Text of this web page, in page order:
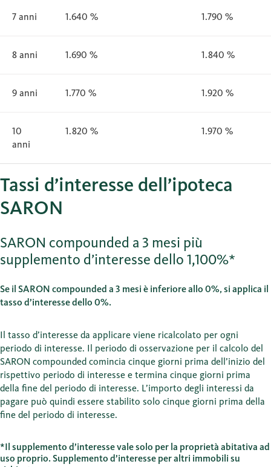
7 anni 1.640 % 1.790 %
8 anni 1.690 % 1.840 %
9 anni 1.770 % 1.920 %
10
anni
1.820 % 1.970 %
Tassi d’interesse dell’ipoteca
SARON
SARON compounded a 3 mesi più
supplemento d’interesse dello 1,100%*
Se il SARON compounded a 3 mesi è inferiore allo 0%, si applica il
tasso d’interesse dello 0%.
Il tasso d’interesse da applicare viene ricalcolato per ogni
periodo di interesse. Il periodo di osservazione per il calcolo del
SARON compounded comincia cinque giorni prima dell’inizio del
rispettivo periodo di interesse e termina cinque giorni prima
della fine del periodo di interesse. L’importo degli interessi da
pagare può quindi essere stabilito solo cinque giorni prima della
fine del periodo di interesse.
*Il supplemento d’interesse vale solo per la proprietà abitativa ad
uso proprio. Supplemento d’interesse per altri immobili su